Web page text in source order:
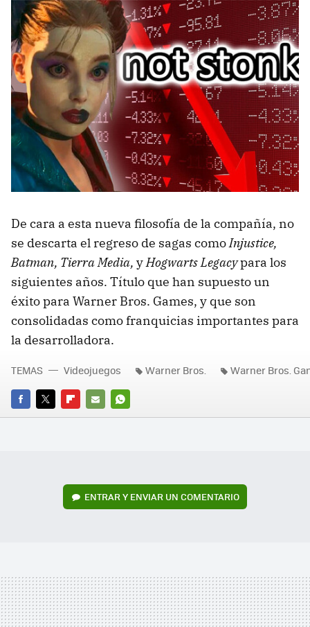
De cara a esta nueva filosofía de la compañía, no
se descarta el regreso de sagas comoInjustice,
Batman, Tierra Media, yHogwarts Legacypara los
siguientes años. Título que han supuesto un
éxito para Warner Bros. Games, y que son
consolidadas como franquicias importantes para
la desarrolladora.
FACEBOOK
TWITTERFLIPBOARD
E-
WHATSAPP
TEMAS Videojuegos Warner Bros. Warner Bros.
ENTRAR Y ENVIAR UN COMENTARIO